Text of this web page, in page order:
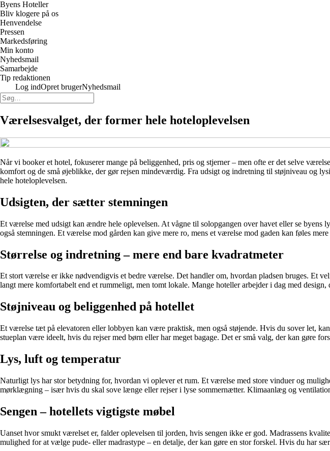
Byens Hoteller
Bliv klogere på os
Henvendelse
Pressen
Markedsføring
Min konto
Nyhedsmail
Samarbejde
Tip redaktionen
Log indOpret brugerNyhedsmail
Værelsesvalget, der former hele hoteloplevelsen
Når vi booker et hotel, fokuserer mange på beliggenhed, pris og stjerner – men ofte er det selve
komfort og de små øjeblikke, der gør rejsen mindeværdig. Fra udsigt og indretning til støjniveau og
hele hoteloplevelsen.
Udsigten, der sætter stemningen
Et værelse med udsigt kan ændre hele oplevelsen. At vågne til solopgangen over havet eller se
også stemningen. Et værelse mod gården kan give mere ro, mens et værelse mod gaden kan føles
Størrelse og indretning – mere end bare kvadratmeter
Et stort værelse er ikke nødvendigvis et bedre værelse. Det handler om, hvordan pladsen bruges. Et
langt mere komfortabelt end et rummeligt, men tomt lokale. Mange hoteller arbejder i dag med
Støjniveau og beliggenhed på hotellet
Et værelse tæt på elevatoren eller lobbyen kan være praktisk, men også støjende. Hvis du sover let,
stueplan være ideelt, hvis du rejser med børn eller har meget bagage. Det er små valg, der kan gøre
Lys, luft og temperatur
Naturligt lys har stor betydning for, hvordan vi oplever et rum. Et værelse med store vinduer og
mørklægning – især hvis du skal sove længe eller rejser i lyse sommernætter. Klimaanlæg og
Sengen – hotellets vigtigste møbel
Uanset hvor smukt værelset er, falder oplevelsen til jorden, hvis sengen ikke er god. Madrassens
mulighed for at vælge pude- eller madrastype – en detalje, der kan gøre en stor forskel. Hvis du har